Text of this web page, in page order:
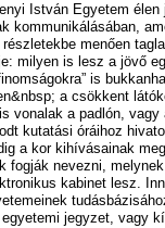
István Egyetem élen
kommunikálásában,
menően
milyen is lesz a jövő
is
a csökkent
vonalak a padlón,
kutatási óráihoz
a kor kihívásainak
fogják nevezni,
kabinet lesz.
jegyzet, vagy